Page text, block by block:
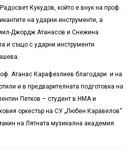
Кукудов, който е внук на проф.
на ударни инструменти, а
Джордж Атанасов и Снежина
и също с ударни инструменти.
Атанас Карафезлиев благодари и на
и в предварителната подготовка на
Петков – студент в НМА и
оркестър на СУ „Любен Каравелов“
на Лятната музикална академия.